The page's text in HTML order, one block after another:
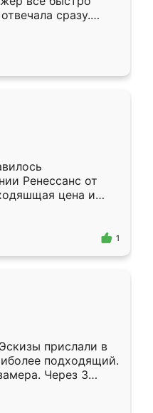
сразу.
подошёл к
Собрали
аккуратно, даже
Ренессанс от
цена и
Приехавший
самый
1
прислали в
подходящий.
Через 3
Остались
Ренессанс